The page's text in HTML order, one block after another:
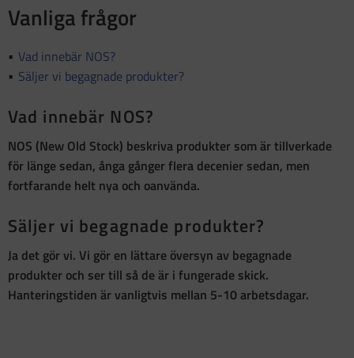
Vanliga frågor
Vad innebär NOS?
Säljer vi begagnade produkter?
Vad innebär NOS?
NOS (New Old Stock) beskriva produkter som ärtillverkade
för länge sedan, ånga gånger flera decenier sedan, men
fortfarande helt nya och oanvända.
Säljer vi begagnade produkter?
Ja det gör vi. Vi gör en lättare översyn av begagnade
produkter och ser till så de är i fungerade skick.
Hanteringstiden är vanligtvis mellan 5-10 arbetsdagar.